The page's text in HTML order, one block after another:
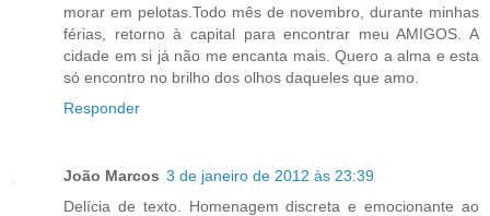
morar em pelotas.Todo mês de novembro, durante minhas
férias, retorno à capital para encontrar meu AMIGOS. A
cidade em si já não me encanta mais. Quero a alma e esta
só encontro no brilho dos olhos daqueles que amo.
Responder
João Marcos 3 de janeiro de 2012 às 23:39
Delícia de texto. Homenagem discreta e emocionante ao